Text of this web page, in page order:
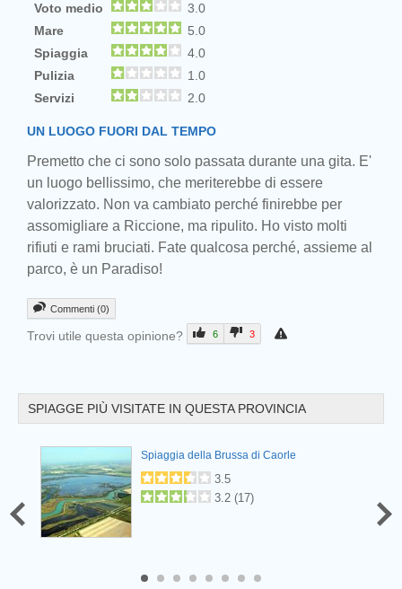
Voto medio
3.0
Mare
5.0
Spiaggia
4.0
Pulizia
1.0
Servizi
2.0
UN LUOGO FUORI DAL TEMPO
Premetto che ci sono solo passata durante una gita. E'
un luogo bellissimo, che meriterebbe di essere
valorizzato. Non va cambiato perché finirebbe per
assomigliare a Riccione, ma ripulito. Ho visto molti
rifiuti e rami bruciati. Fate qualcosa perché, assieme al
parco, è un Paradiso!
Commenti (0)
Trovi utile questa opinione? 6 3
SPIAGGE PIÙ VISITATE IN QUESTA PROVINCIA
Spiaggia della Brussa di Caorle
3.5
3.2 (17)